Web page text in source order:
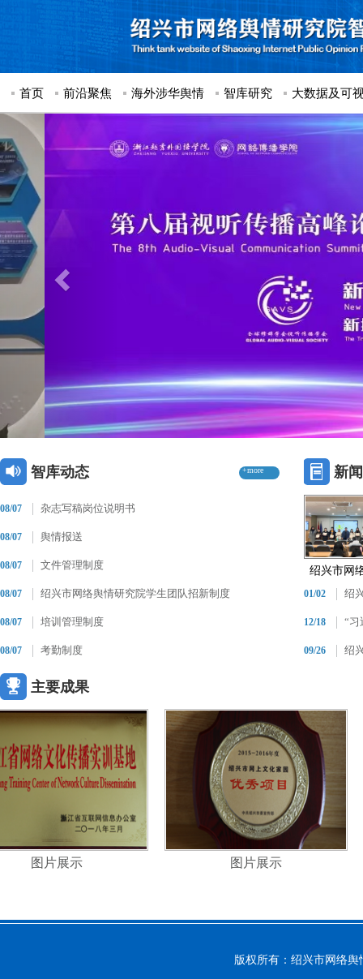
首页 前沿聚焦 海外涉华舆情 智库研究 大数据及可
Previous
智库动态 +more
08/07 杂志写稿岗位说明书
08/07 舆情报送
08/07 文件管理制度
08/07 绍兴市网络舆情研究院学生团队招新制度
08/07 培训管理制度
08/07 考勤制度
新
绍兴市网
01/02 绍
12/18 “习
09/26 绍
主要成果
图片展示 图片展示
版权所有：绍兴市网络